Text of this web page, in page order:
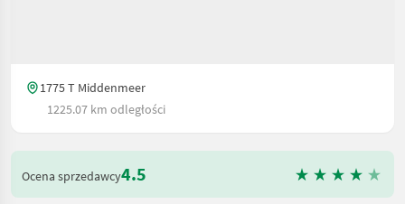
1775 T Middenmeer
1225.07 km odległości
Ocena sprzedawcy4.5